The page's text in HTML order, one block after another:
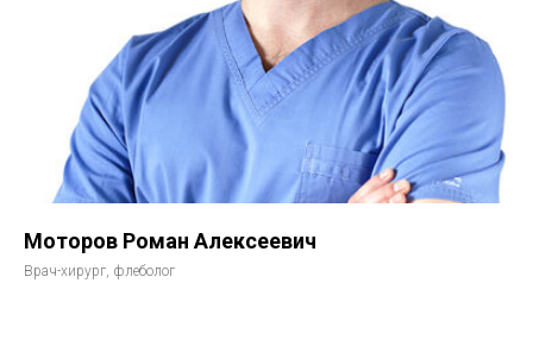
Моторов Роман Алексеевич
Врач-хирург, флеболог